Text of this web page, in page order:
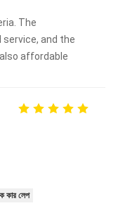
The
and the
affordable
কার লেপ